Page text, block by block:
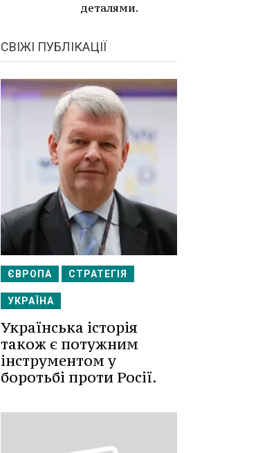
деталями.
СВІЖІ ПУБЛІКАЦІЇ
ЄВРОПА СТРАТЕГІЯ
УКРАЇНА
Українська історія
також є потужним
інструментом у
боротьбі проти Росії.